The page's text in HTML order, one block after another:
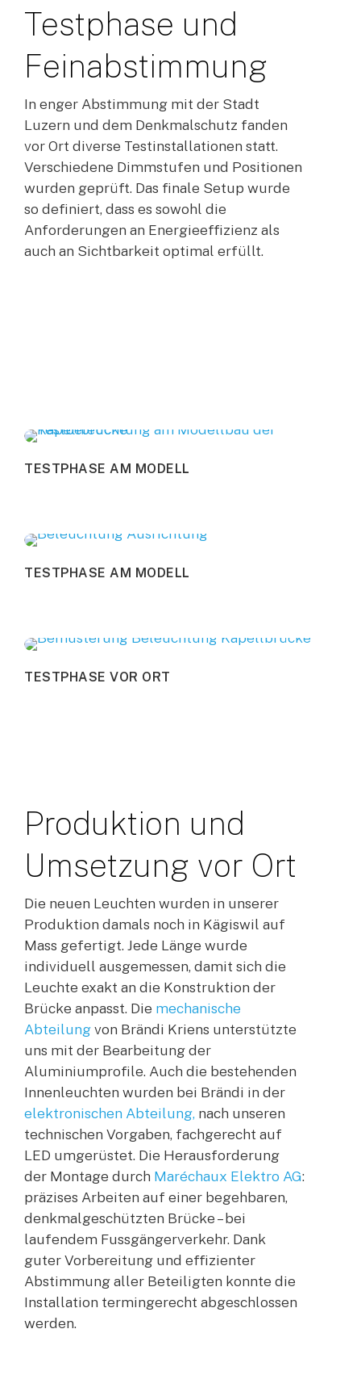
Testphase und
Feinabstimmung
In enger Abstimmung mit der Stadt
Luzern und dem Denkmalschutz fanden
vor Ort diverse Testinstallationen statt.
Verschiedene Dimmstufen und Positionen
wurden geprüft. Das finale Setup wurde
so definiert, dass es sowohl die
Anforderungen an Energieeffizienz als
auch an Sichtbarkeit optimal erfüllt.
TESTPHASE AM MODELL
TESTPHASE AM MODELL
TESTPHASE VOR ORT
Produktion und
Umsetzung vor Ort
Die neuen Leuchten wurden in unserer
Produktion damals noch in Kägiswil auf
Mass gefertigt. Jede Länge wurde
individuell ausgemessen, damit sich die
Leuchte exakt an die Konstruktion der
Brücke anpasst. Die mechanische
Abteilungvon Brändi Kriens unterstützte
uns mit der Bearbeitung der
Aluminiumprofile. Auch die bestehenden
Innenleuchten wurden bei Brändi in der
elektronischen Abteilung, nach unseren
technischen Vorgaben, fachgerecht auf
LED umgerüstet. Die Herausforderung
der Montage durch Maréchaux Elektro AG:
präzises Arbeiten auf einer begehbaren,
denkmalgeschützten Brücke – bei
laufendem Fussgängerverkehr. Dank
guter Vorbereitung und effizienter
Abstimmung aller Beteiligten konnte die
Installation termingerecht abgeschlossen
werden.